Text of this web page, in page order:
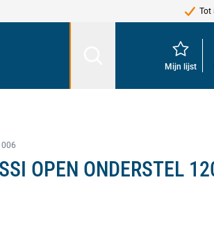
Tot
Mijn lijst
OPEN ONDERSTEL